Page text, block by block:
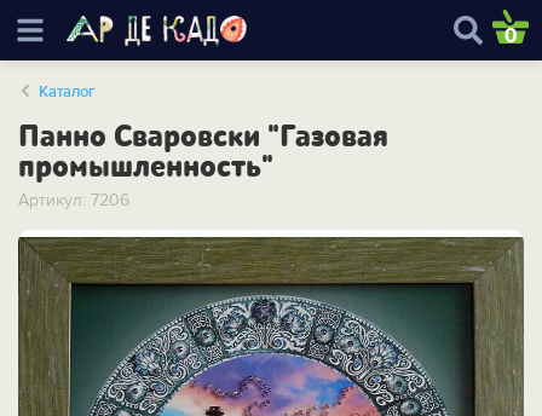
0
Каталог
Панно Сваровски "Газовая
промышленность"
Артикул: 7206